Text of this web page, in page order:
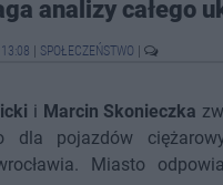
analizy całego
SPOŁECZEŃSTWO
i Marcin Skonieczka
dla pojazdów
Miasto